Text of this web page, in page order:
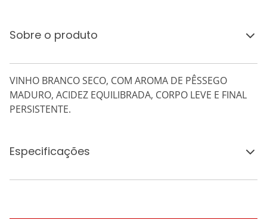
Sobre o produto
VINHO BRANCO SECO, COM AROMA DE PÊSSEGO
MADURO, ACIDEZ EQUILIBRADA, CORPO LEVE E FINAL
PERSISTENTE.
Especificações